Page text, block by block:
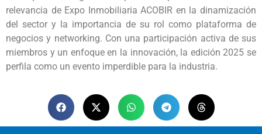
relevancia de Expo Inmobiliaria ACOBIR en la dinamización
del sector y la importancia de su rol como plataforma de
negocios y networking. Con una participación activa de sus
miembros y un enfoque en la innovación, la edición 2025 se
perfila como un evento imperdible para la industria.